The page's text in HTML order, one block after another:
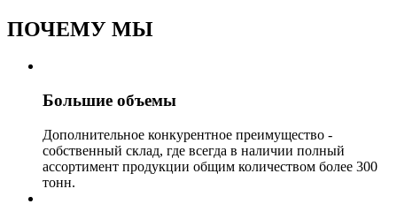
ПОЧЕМУ МЫ
Большие объемы
Дополнительное конкурентное преимущество -
собственный склад, где всегда в наличии полный
ассортимент продукции общим количеством более 300
тонн.